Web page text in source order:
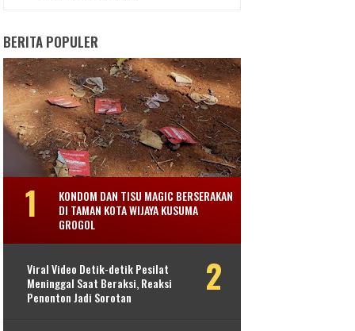
BERITA POPULER
KONDOM DAN TISU MAGIC BERSERAKAN
DI TAMAN KOTA WIJAYA KUSUMA
GROGOL
Viral Video Detik-detik Pesilat
Meninggal Saat Beraksi, Reaksi
Penonton Jadi Sorotan